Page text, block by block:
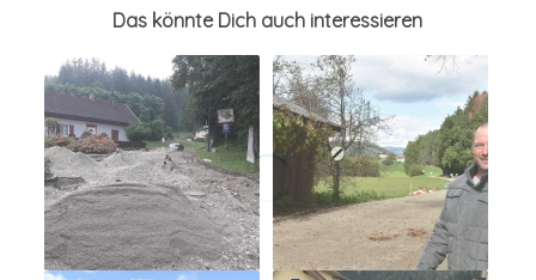
Das könnte Dich auch interessieren